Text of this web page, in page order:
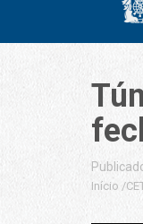
Início /